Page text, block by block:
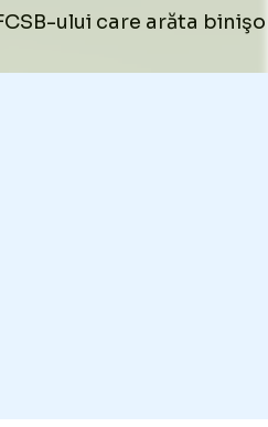
ului care arăta